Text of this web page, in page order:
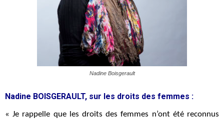
Nadine Boisgerault
Nadine BOISGERAULT, sur les droits des femmes :
« Je rappelle que les droits des femmes n’ont été reconnus